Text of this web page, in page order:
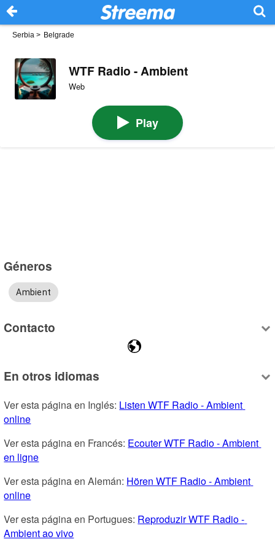
Serbia > Belgrade
WTF Radio - Ambient
Web
Play
Géneros
Ambient
Contacto
En otros idiomas
Ver esta página en Inglés: Listen WTF Radio - Ambient
online
Ver esta página en Francés: Ecouter WTF Radio - Ambient
en ligne
Ver esta página en Alemán: Hören WTF Radio - Ambient
online
Ver esta página en Portugues: Reproduzir WTF Radio -
Ambient ao vivo